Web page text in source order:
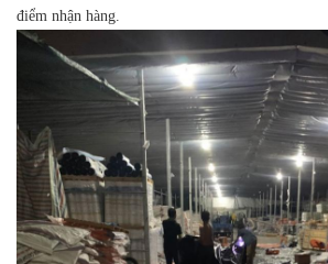
điểm nhận hàng.